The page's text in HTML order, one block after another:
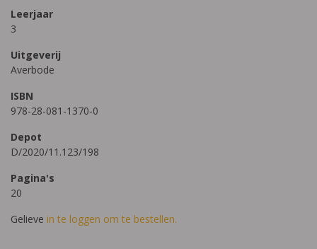
Leerjaar
3
Uitgeverij
Averbode
ISBN
978-28-081-1370-0
Depot
D/2020/11.123/198
Pagina's
20
Gelieve in te loggen om te bestellen.